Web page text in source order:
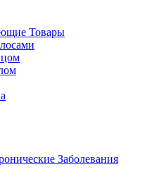
Товары
Заболевания